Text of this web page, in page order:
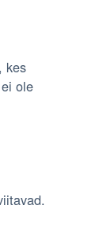
kes
ole